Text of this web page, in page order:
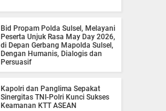
Bid Propam Polda Sulsel, Melayani
Peserta Unjuk Rasa May Day 2026,
di Depan Gerbang Mapolda Sulsel,
Dengan Humanis, Dialogis dan
Persuasif
Kapolri dan Panglima Sepakat
Sinergitas TNI-Polri Kunci Sukses
Keamanan KTT ASEAN